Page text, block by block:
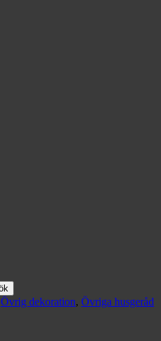
Övrig dekoration, Övriga husgeråd